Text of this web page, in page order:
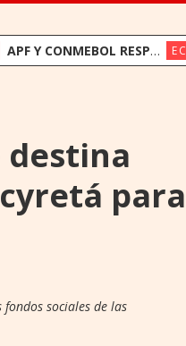
APF Y CONMEBOL RESPALDAN A LA FIFA Y LLAMAN A PRESERVAR LA INSTITUCIONALIDAD
destina
para
sociales de las